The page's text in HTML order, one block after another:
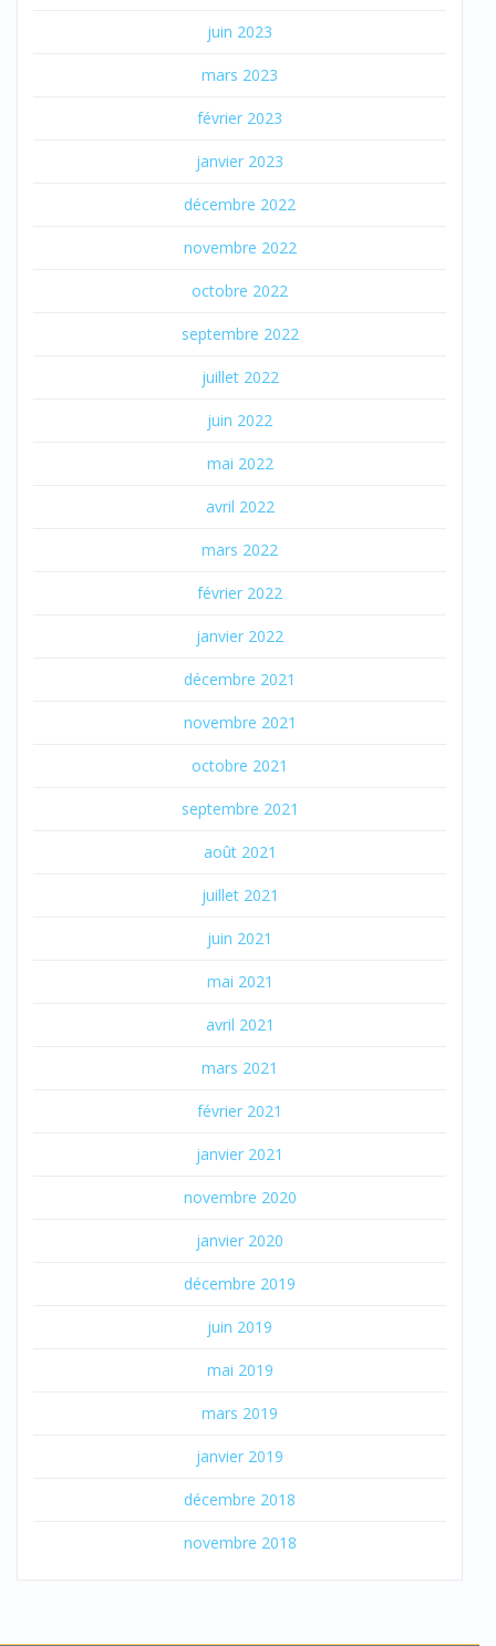
juin 2023
mars 2023
février 2023
janvier 2023
décembre 2022
novembre 2022
octobre 2022
septembre 2022
juillet 2022
juin 2022
mai 2022
avril 2022
mars 2022
février 2022
janvier 2022
décembre 2021
novembre 2021
octobre 2021
septembre 2021
août 2021
juillet 2021
juin 2021
mai 2021
avril 2021
mars 2021
février 2021
janvier 2021
novembre 2020
janvier 2020
décembre 2019
juin 2019
mai 2019
mars 2019
janvier 2019
décembre 2018
novembre 2018